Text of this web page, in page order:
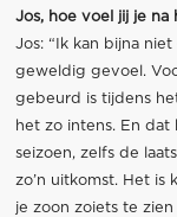
Jos, hoe voel jij je na
Jos: “Ik kan bijna
geweldig gevoel.
gebeurd is tijdens
het zo intens. En
seizoen, zelfs de
zo’n uitkomst. Het is
je zoon zoiets te